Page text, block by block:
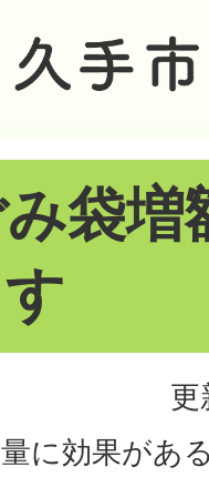
袋増
更
に効果があ